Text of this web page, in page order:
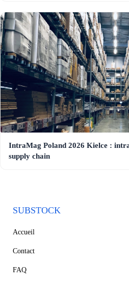
IntraMag Poland 2026 Kielce :
supply chain
SUBSTOCK
Accueil
Contact
FAQ